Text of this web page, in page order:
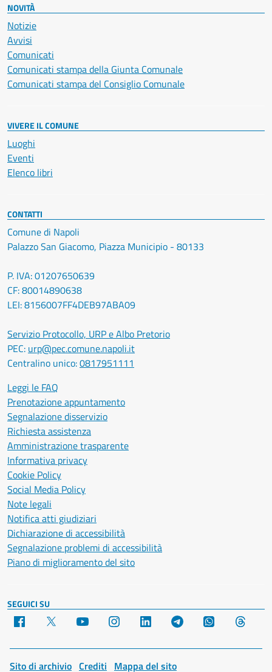
NOVITÀ
Notizie
Avvisi
Comunicati
Comunicati stampa della Giunta Comunale
Comunicati stampa del Consiglio Comunale
VIVERE IL COMUNE
Luoghi
Eventi
Elenco libri
CONTATTI
Comune di Napoli
Palazzo San Giacomo, Piazza Municipio - 80133
P. IVA: 01207650639
CF: 80014890638
LEI: 8156007FF4DEB97ABA09
Servizio Protocollo, URP e Albo Pretorio
PEC: urp@pec.comune.napoli.it
Centralino unico:0817951111
Leggi le FAQ
Prenotazione appuntamento
Segnalazione disservizio
Richiesta assistenza
Amministrazione trasparente
Informativa privacy
Cookie Policy
Social Media Policy
Note legali
Notifica atti giudiziari
Dichiarazione di accessibilità
Segnalazione problemi di accessibilità
Piano di miglioramento del sito
SEGUICI SU
Facebook YouTube Instagram LinkedIn Telegram WhatsApp
Sito di archivio Crediti Mappa del sito